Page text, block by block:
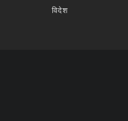
विदेश